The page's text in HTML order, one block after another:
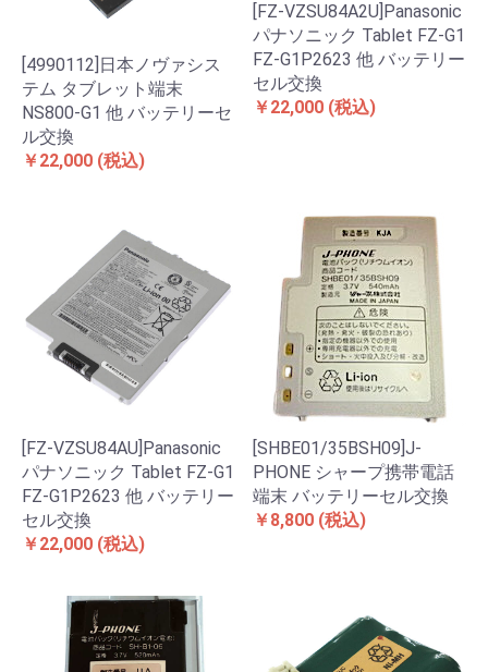
[4990112]日本ノヴァシス
テム タブレット端末
NS800-G1 他 バッテリーセ
ル交換
￥22,000 (税込)
[FZ-VZSU84A2U]Panasonic
パナソニック Tablet FZ-G1
FZ-G1P2623 他 バッテリー
セル交換
￥22,000 (税込)
[FZ-VZSU84AU]Panasonic
パナソニック Tablet FZ-G1
FZ-G1P2623 他 バッテリー
セル交換
￥22,000 (税込)
[SHBE01/35BSH09]J-
PHONE シャープ携帯電話
端末 バッテリーセル交換
￥8,800 (税込)